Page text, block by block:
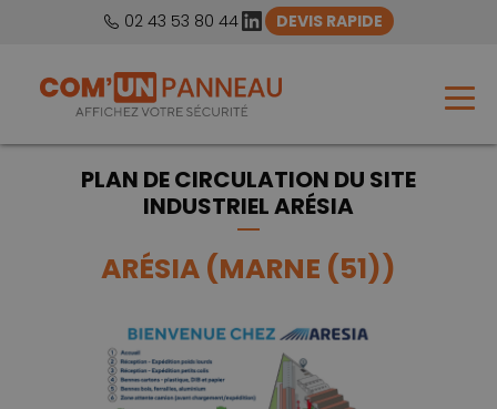
02 43 53 80 44LinkedIn
DEVIS RAPIDE
PLAN DE CIRCULATION DU SITE
INDUSTRIEL ARÉSIA
ARÉSIA (MARNE (51))